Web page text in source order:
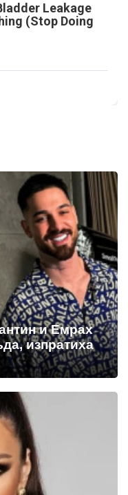
Leakage
(Stop Doing
и Емрах
изпратиха